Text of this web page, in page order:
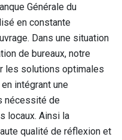
Générale du
en constante
Dans une situation
de bureaux, notre
les solutions optimales
intégrant une
nécessité de
locaux. Ainsi la
qualité de réflexion et